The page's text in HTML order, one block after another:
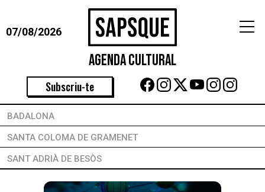
07/08/2026
Agenda Cultural
Subscriu-te
BADALONA
SANTA COLOMA DE GRAMENET
SANT ADRIÀ DE BESÒS